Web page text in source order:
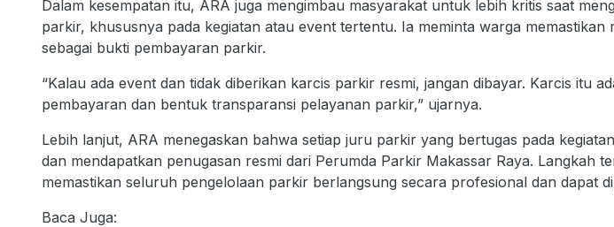
Dalam kesempatan itu, ARA juga mengimbau masyarakat untuk lebih kritis saat
parkir, khususnya pada kegiatan atau event tertentu. Ia meminta warga memastikan
sebagai bukti pembayaran parkir.
“Kalau ada event dan tidak diberikan karcis parkir resmi, jangan dibayar. Karcis itu
pembayaran dan bentuk transparansi pelayanan parkir,” ujarnya.
Lebih lanjut, ARA menegaskan bahwa setiap juru parkir yang bertugas pada
dan mendapatkan penugasan resmi dari Perumda Parkir Makassar Raya. Langkah
memastikan seluruh pengelolaan parkir berlangsung secara profesional dan dapat
Baca Juga: